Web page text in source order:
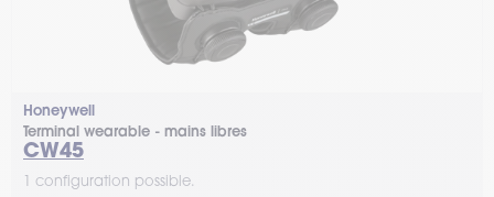
Honeywell
Terminal wearable - mains libres
CW45
1 configuration possible.